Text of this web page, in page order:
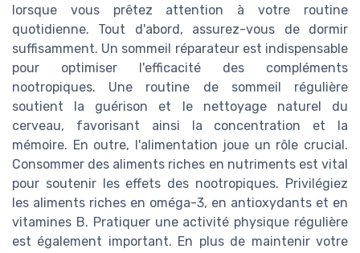
lorsque vous prêtez attention à votre routine
quotidienne. Tout d'abord, assurez-vous de dormir
suffisamment. Un sommeil réparateur est indispensable
pour optimiser l'efficacité des compléments
nootropiques. Une routine de sommeil régulière
soutient la guérison et le nettoyage naturel du
cerveau, favorisant ainsi la concentration et la
mémoire. En outre, l'alimentation joue un rôle crucial.
Consommer des aliments riches en nutriments est vital
pour soutenir les effets des nootropiques. Privilégiez
les aliments riches en oméga-3, en antioxydants et en
vitamines B. Pratiquer une activité physique régulière
est également important. En plus de maintenir votre